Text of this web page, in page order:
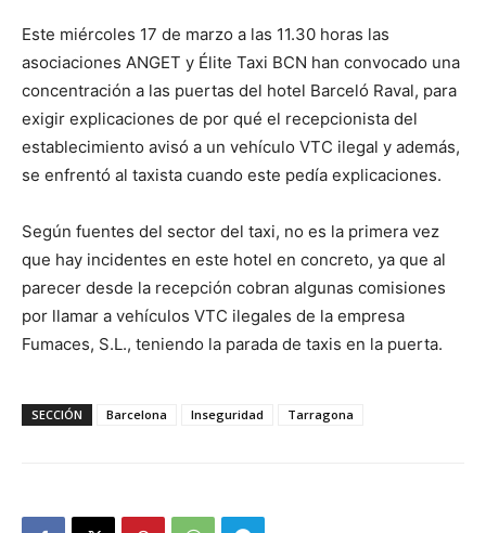
Este miércoles 17 de marzo a las 11.30 horas las
asociaciones ANGET y Élite Taxi BCN han convocado una
concentración a las puertas del hotel Barceló Raval, para
exigir explicaciones de por qué el recepcionista del
establecimiento avisó a un vehículo VTC ilegal y además,
se enfrentó al taxista cuando este pedía explicaciones.
Según fuentes del sector del taxi, no es la primera vez
que hay incidentes en este hotel en concreto, ya que al
parecer desde la recepción cobran algunas comisiones
por llamar a vehículos VTC ilegales de la empresa
Fumaces, S.L., teniendo la parada de taxis en la puerta.
SECCIÓN Barcelona Inseguridad Tarragona